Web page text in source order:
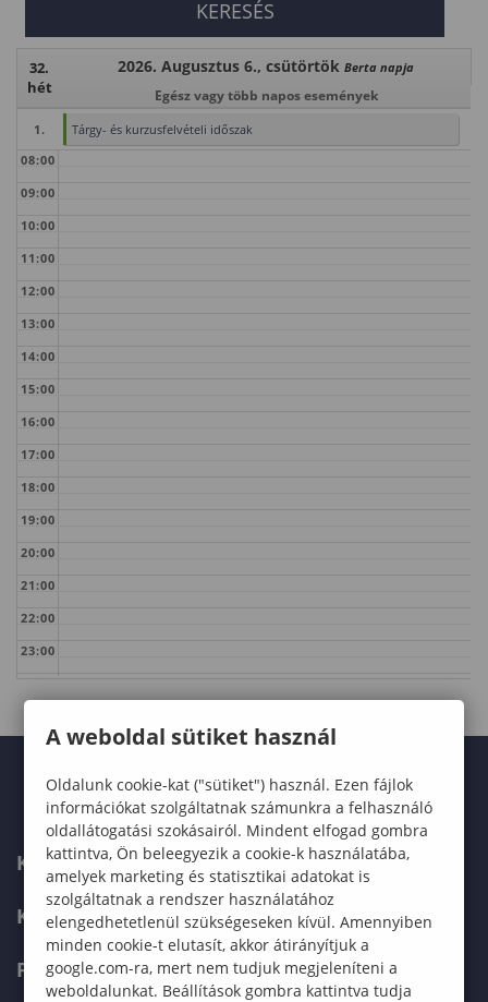
32.
hét
2026. Augusztus 6., csütörtök Berta napja
Egész vagy több napos események
1.
Tárgy- és kurzusfelvételi időszak
08:00
09:00
10:00
11:00
12:00
13:00
14:00
15:00
16:00
17:00
18:00
19:00
20:00
21:00
22:00
23:00
KARUNK
KÉPZÉSEK
FELVÉTELIZŐKNEK
A weboldal sütiket használ
Oldalunk cookie-kat ("sütiket") használ. Ezen fájlok
információkat szolgáltatnak számunkra a felhasználó
oldallátogatási szokásairól. Mindent elfogad gombra
kattintva, Ön beleegyezik a cookie-k használatába,
amelyek marketing és statisztikai adatokat is
szolgáltatnak a rendszer használatához
elengedhetetlenül szükségeseken kívül. Amennyiben
minden cookie-t elutasít, akkor átirányítjuk a
google.com-ra, mert nem tudjuk megjeleníteni a
weboldalunkat. Beállítások gombra kattintva tudja